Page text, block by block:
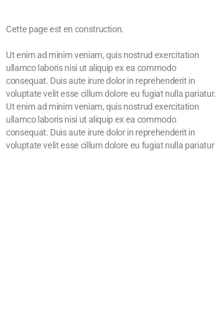
Cette page est en construction.
Ut enim ad minim veniam, quis nostrud exercitation
ullamco laboris nisi ut aliquip ex ea commodo
consequat. Duis aute irure dolor in reprehenderit in
voluptate velit esse cillum dolore eu fugiat nulla pariatur.
Ut enim ad minim veniam, quis nostrud exercitation
ullamco laboris nisi ut aliquip ex ea commodo
consequat. Duis aute irure dolor in reprehenderit in
voluptate velit esse cillum dolore eu fugiat nulla pariatur